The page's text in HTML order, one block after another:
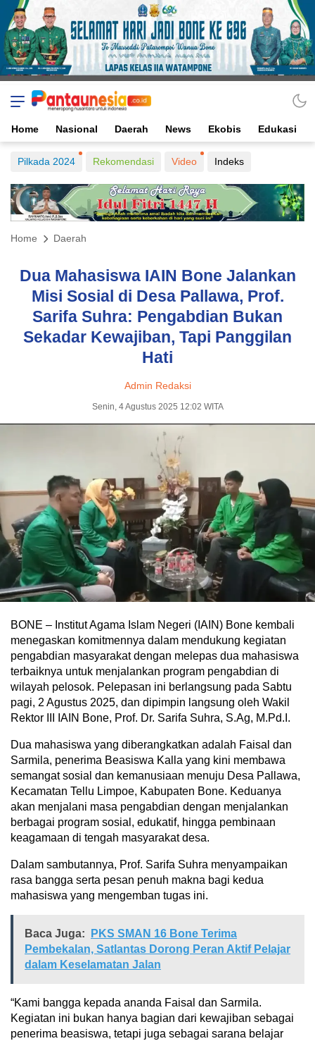
Home Nasional Daerah News Ekobis Edukasi
Pilkada 2024 Rekomendasi Video Indeks
Home Daerah
Dua Mahasiswa IAIN Bone Jalankan
Misi Sosial di Desa Pallawa, Prof.
Sarifa Suhra: Pengabdian Bukan
Sekadar Kewajiban, Tapi Panggilan
Hati
Admin Redaksi
Senin, 4 Agustus 2025 12:02 WITA
BONE – Institut Agama Islam Negeri (IAIN) Bone kembali
menegaskan komitmennya dalam mendukung kegiatan
pengabdian masyarakat dengan melepas dua mahasiswa
terbaiknya untuk menjalankan program pengabdian di
wilayah pelosok. Pelepasan ini berlangsung pada Sabtu
pagi, 2 Agustus 2025, dan dipimpin langsung oleh Wakil
Rektor III IAIN Bone, Prof. Dr. Sarifa Suhra, S.Ag, M.Pd.I.
Dua mahasiswa yang diberangkatkan adalah Faisal dan
Sarmila, penerima Beasiswa Kalla yang kini membawa
semangat sosial dan kemanusiaan menuju Desa Pallawa,
Kecamatan Tellu Limpoe, Kabupaten Bone. Keduanya
akan menjalani masa pengabdian dengan menjalankan
berbagai program sosial, edukatif, hingga pembinaan
keagamaan di tengah masyarakat desa.
Dalam sambutannya, Prof. Sarifa Suhra menyampaikan
rasa bangga serta pesan penuh makna bagi kedua
mahasiswa yang mengemban tugas ini.
Baca Juga:
PKS SMAN 16 Bone Terima
Pembekalan, Satlantas Dorong Peran Aktif Pelajar
dalam Keselamatan Jalan
“Kami bangga kepada ananda Faisal dan Sarmila.
Kegiatan ini bukan hanya bagian dari kewajiban sebagai
penerima beasiswa, tetapi juga sebagai sarana belajar